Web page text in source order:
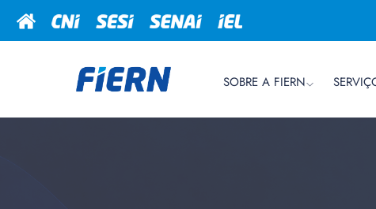
SOBRE A FIERN